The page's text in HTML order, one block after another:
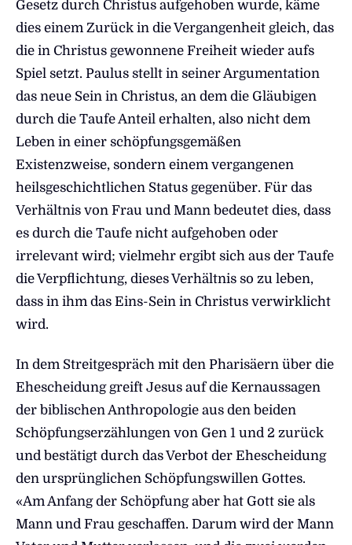
Gesetz durch Christus aufgehoben wurde, käme
dies einem Zurück in die Vergangenheit gleich, das
die in Christus gewonnene Freiheit wieder aufs
Spiel setzt. Paulus stellt in seiner Argumentation
das neue Sein in Christus, an dem die Gläubigen
durch die Taufe Anteil erhalten, also nicht dem
Leben in einer schöpfungsgemäßen
Existenzweise, sondern einem vergangenen
heilsgeschichtlichen Status gegenüber. Für das
Verhältnis von Frau und Mann bedeutet dies, dass
es durch die Taufe nicht aufgehoben oder
irrelevant wird; vielmehr ergibt sich aus der Taufe
die Verpflichtung, dieses Verhältnis so zu leben,
dass in ihm das Eins-Sein in Christus verwirklicht
wird.
In dem Streitgespräch mit den Pharisäern über die
Ehescheidung greift Jesus auf die Kernaussagen
der biblischen Anthropologie aus den beiden
Schöpfungserzählungen von Gen 1 und 2 zurück
und bestätigt durch das Verbot der Ehescheidung
den ursprünglichen Schöpfungswillen Gottes.
«Am Anfang der Schöpfung aber hat Gott sie als
Mann und Frau geschaffen. Darum wird der Mann